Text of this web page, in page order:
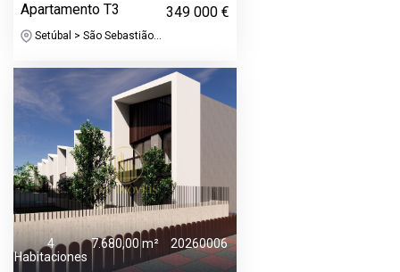
Apartamento T3 349 000 €
Setúbal > São Sebastião...
4
Habitaciones
7.680,00 m² 20260006